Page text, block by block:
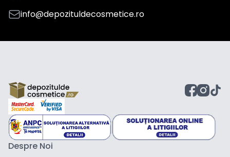
info@depozituldecosmetice.ro
Despre Noi